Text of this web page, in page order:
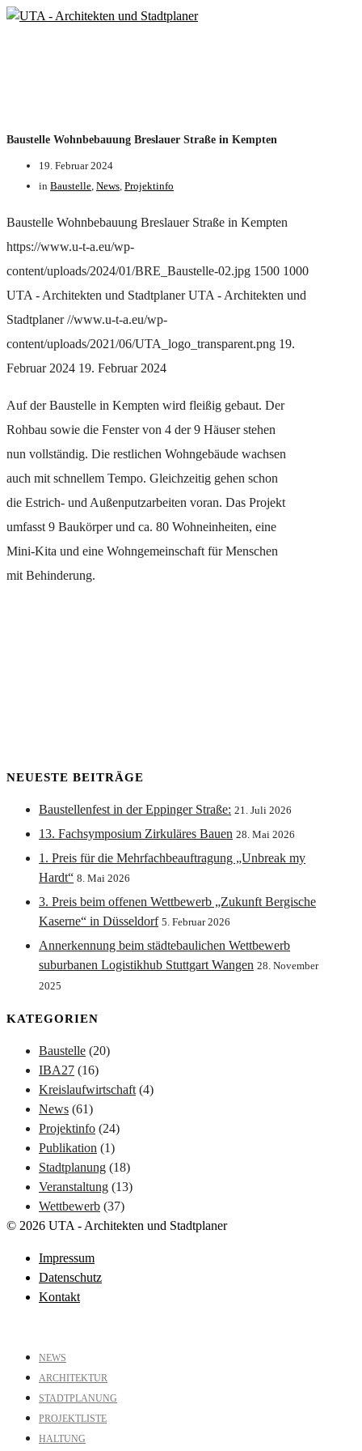
Baustelle Wohnbebauung Breslauer Straße in Kempten
19. Februar 2024
in Baustelle, News, Projektinfo
Baustelle Wohnbebauung Breslauer Straße in Kempten
https://www.u-t-a.eu/wp-
content/uploads/2024/01/BRE_Baustelle-02.jpg 1500 1000
UTA - Architekten und Stadtplaner UTA - Architekten und
Stadtplaner //www.u-t-a.eu/wp-
content/uploads/2021/06/UTA_logo_transparent.png 19.
Februar 2024 19. Februar 2024
Auf der Baustelle in Kempten wird fleißig gebaut. Der
Rohbau sowie die Fenster von 4 der 9 Häuser stehen
nun vollständig. Die restlichen Wohngebäude wachsen
auch mit schnellem Tempo. Gleichzeitig gehen schon
die Estrich- und Außenputzarbeiten voran. Das Projekt
umfasst 9 Baukörper und ca. 80 Wohneinheiten, eine
Mini-Kita und eine Wohngemeinschaft für Menschen
mit Behinderung.
NEUESTE BEITRÄGE
Baustellenfest in der Eppinger Straße: 21. Juli 2026
13. Fachsymposium Zirkuläres Bauen 28. Mai 2026
1. Preis für die Mehrfachbeauftragung „Unbreak my
Hardt“ 8. Mai 2026
3. Preis beim offenen Wettbewerb „Zukunft Bergische
Kaserne“ in Düsseldorf 5. Februar 2026
Annerkennung beim städtebaulichen Wettbewerb
suburbanen Logistikhub Stuttgart Wangen 28. November
2025
KATEGORIEN
Baustelle (20)
IBA27 (16)
Kreislaufwirtschaft (4)
News (61)
Projektinfo (24)
Publikation (1)
Stadtplanung (18)
Veranstaltung (13)
Wettbewerb (37)
© 2026 UTA - Architekten und Stadtplaner
Impressum
Datenschutz
Kontakt
NEWS
ARCHITEKTUR
STADTPLANUNG
PROJEKTLISTE
HALTUNG